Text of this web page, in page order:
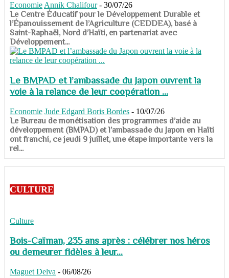
Economie Annik Chalifour - 30/07/26
​​​​​​​Le Centre Éducatif pour le Développement Durable et
l’Épanouissement de l’Agriculture (CEDDEA), basé à
Saint-Raphaël, Nord d’Haïti, en partenariat avec
Développement...
Le BMPAD et l’ambassade du Japon ouvrent la
voie à la relance de leur coopération ...
Economie Jude Edgard Boris Bordes - 10/07/26
​​​​​​​Le Bureau de monétisation des programmes d’aide au
développement (BMPAD) et l’ambassade du Japon en Haïti
ont franchi, ce jeudi 9 juillet, une étape importante vers la
rel...
CULTURE
Culture
Bois-Caïman, 235 ans après : célébrer nos héros
ou demeurer fidèles à leur...
Maguet Delva - 06/08/26